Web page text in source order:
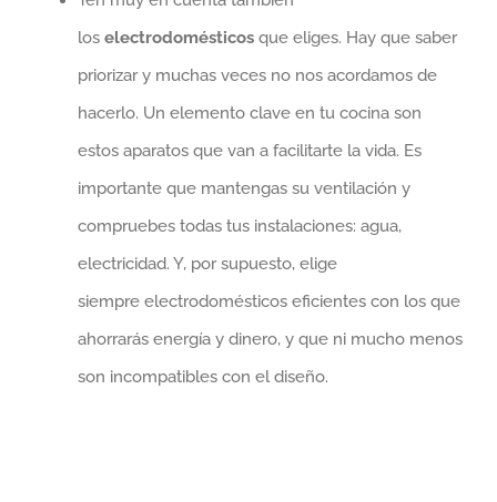
los electrodomésticos que eliges. Hay que saber
priorizar y muchas veces no nos acordamos de
hacerlo. Un elemento clave en tu cocina son
estos aparatos que van a facilitarte la vida. Es
importante que mantengas su ventilación y
compruebes todas tus instalaciones: agua,
electricidad. Y, por supuesto, elige
siempre electrodomésticos eficientes con los que
ahorrarás energía y dinero, y que ni mucho menos
son incompatibles con el diseño.